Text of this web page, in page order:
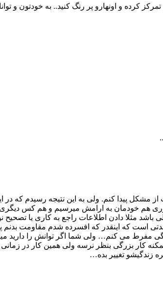
و اونهارو پر رنگ کنید.. به خودتون و
پیدا کنم. ولی به این نتیجه رسیدم که در
خودمان به ارامش میرسیم و هم کس دیگری را
باشد مثلا دادن اطلاعات راجع به کاری یا
است که اینقدر که افسرده شدم مقاومت بدنم
مفرط می کنم… ولی شما اگر توانش را دارید
کار بزرگی بنظر نرسه ولی همین کار در
زندگیشو تغییر بده…